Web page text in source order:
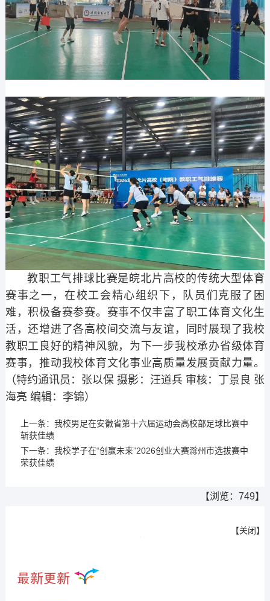
教职工气排球比赛是皖北片高校的传统大型体育
赛事之一，在校工会精心组织下，队员们克服了困
难，积极备赛参赛。赛事不仅丰富了职工体育文化生
活，还增进了各高校间交流与友谊，同时展现了我校
教职工良好的精神风貌，为下一步我校承办省级体育
赛事，推动我校体育文化事业高质量发展贡献力量。
（特约通讯员：张以保 摄影：汪道兵 审核：丁景良 张
海亮 编辑：李锦）
上一条： 我校男足在安徽省第十六届运动会高校部足球比赛中
斩获佳绩
下一条： 我校学子在“创赢未来”2026创业大赛滁州市选拔赛中
荣获佳绩
【浏览：749】
【关闭】